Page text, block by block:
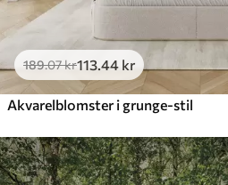
189.07kr113.44 kr
Akvarelblomster i grunge-stil